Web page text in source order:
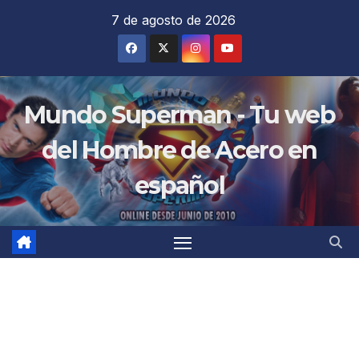
7 de agosto de 2026
Mundo Superman - Tu web
del Hombre de Acero en
español